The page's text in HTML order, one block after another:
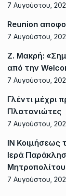
7 Αυγούστου,
Reunion
7 Αυγούστου,
Ζ. Μακρή:
από την
7 Αυγούστου,
Γλέντι μέχρι
Πλατανιώτες
7 Αυγούστου,
ΙΝ Κοιμήσεως
Ιερά
7 Αυγούστου,